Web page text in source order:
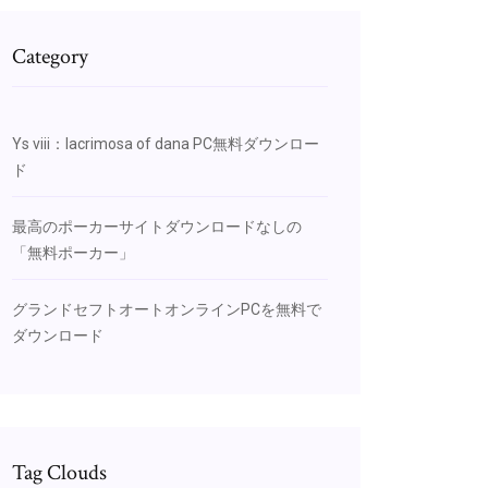
Category
Ys viii：lacrimosa of dana PC無料ダウンロー
ド
最高のポーカーサイトダウンロードなしの
「無料ポーカー」
グランドセフトオートオンラインPCを無料で
ダウンロード
Tag Clouds